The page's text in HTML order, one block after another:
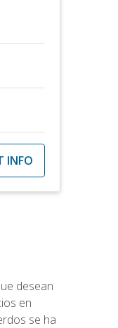
INFO
desean
en
se ha